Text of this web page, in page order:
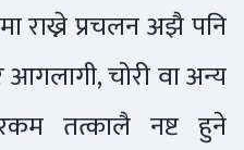
राख्ने प्रचलन अझै पनि
चोरी वा अन्य
तत्कालै नष्ट हुने